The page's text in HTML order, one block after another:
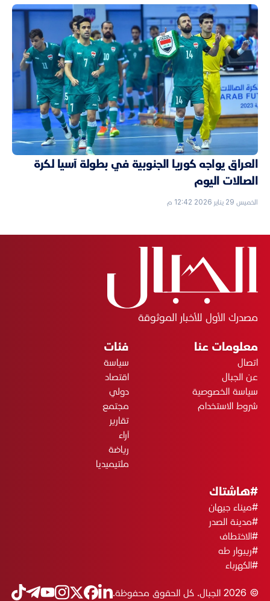
العراق يواجه كوريا الجنوبية في بطولة آسيا لكرة
الصالات اليوم
الخميس 29 يناير 2026 12:42 م
مصدرك الأول للأخبار الموثوقة
معلومات عنا
اتصال
عن الجبال
سياسة الخصوصية
شروط الاستخدام
فئات
سياسة
اقتصاد
دولي
مجتمع
تقارير
آراء
رياضة
ملتيميديا
#هاشتاك
#ميناء جيهان
#مدينة الصدر
#الاختطاف
#ريبوار طه
#الكهرباء
© 2026 الجبال. كل الحقوق محفوظة.